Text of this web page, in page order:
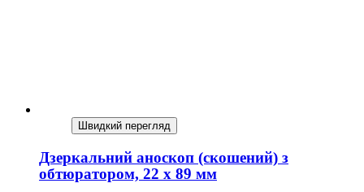
Швидкий перегляд
Дзеркальний аноскоп (скошений) з
обтюратором, 22 х 89 мм